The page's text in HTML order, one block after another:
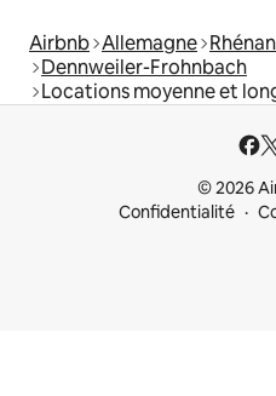
Airbnb Allemagne
Dennweiler-Frohnbach
Locations moyenne et
© 2026
Confidentialité